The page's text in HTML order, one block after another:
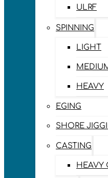
ULRF
SPINNING
LIGHT
HEAVY
EGING
SHORE
CASTING
HEAVY